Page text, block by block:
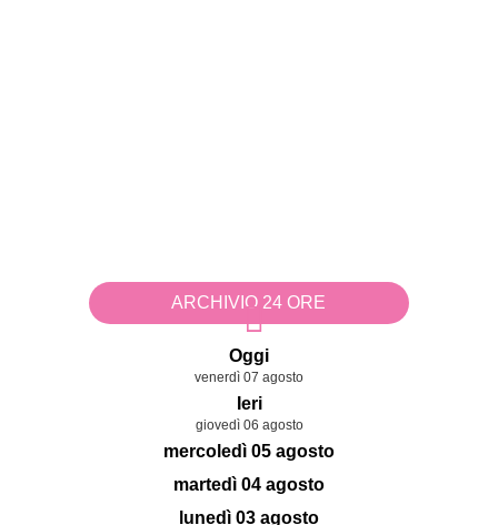
ARCHIVIO 24 ORE
Oggi
venerdì 07 agosto
Ieri
giovedì 06 agosto
mercoledì 05 agosto
martedì 04 agosto
lunedì 03 agosto